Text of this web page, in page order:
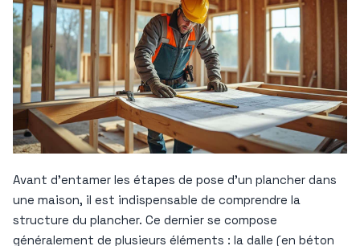
Avant d’entamer les étapes de pose d’un plancher dans
une maison, il est indispensable de comprendre la
structure du plancher. Ce dernier se compose
généralement de plusieurs éléments : la dalle (en béton